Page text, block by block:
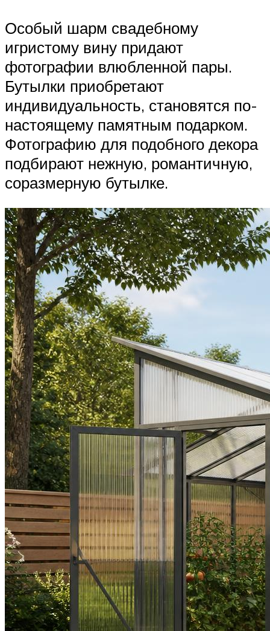
Особый шарм свадебному
игристому вину придают
фотографии влюбленной пары.
Бутылки приобретают
индивидуальность, становятся по-
настоящему памятным подарком.
Фотографию для подобного декора
подбирают нежную, романтичную,
соразмерную бутылке.